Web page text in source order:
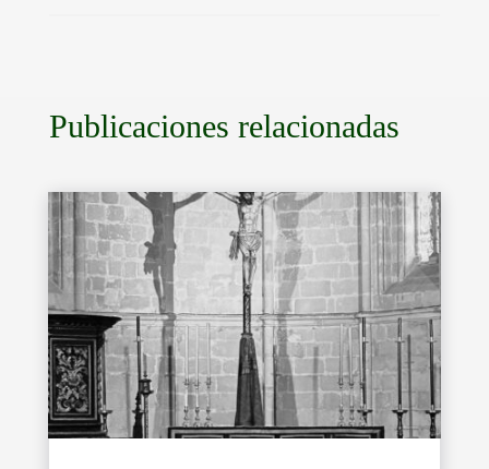
Publicaciones relacionadas